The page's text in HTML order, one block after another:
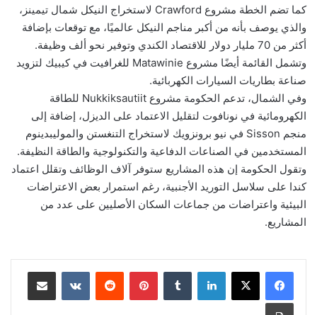
كما تضم الخطة مشروع Crawford لاستخراج النيكل شمال تيمينز،
والذي يوصف بأنه من أكبر مناجم النيكل عالميًا، مع توقعات بإضافة
أكثر من 70 مليار دولار للاقتصاد الكندي وتوفير نحو ألف وظيفة.
وتشمل القائمة أيضًا مشروع Matawinie للغرافيت في كيبيك لتزويد
صناعة بطاريات السيارات الكهربائية.
وفي الشمال، تدعم الحكومة مشروع Nukkiksautiit للطاقة
الكهرومائية في نونافوت لتقليل الاعتماد على الديزل، إضافة إلى
منجم Sisson في نيو برونزويك لاستخراج التنغستن والموليبدينوم
المستخدمين في الصناعات الدفاعية والتكنولوجية والطاقة النظيفة.
وتقول الحكومة إن هذه المشاريع ستوفر آلاف الوظائف وتقلل اعتماد
كندا على سلاسل التوريد الأجنبية، رغم استمرار بعض الاعتراضات
البيئية واعتراضات من جماعات السكان الأصليين على عدد من
المشاريع.
لينكدإن بينتيريست